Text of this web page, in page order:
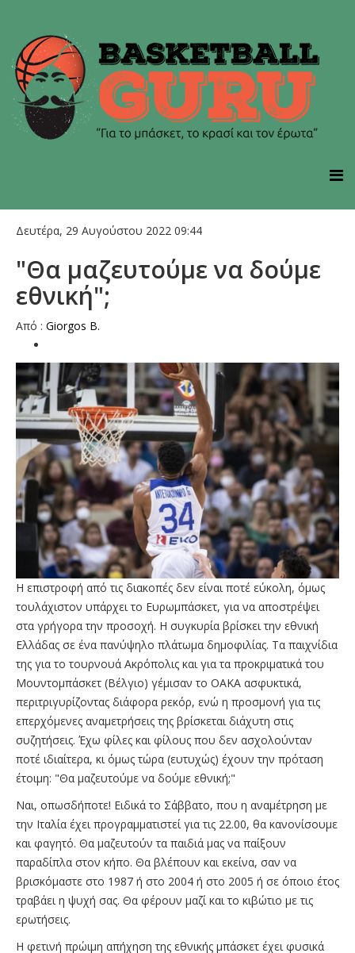
Δευτέρα, 29 Αυγούστου 2022 09:44
"Θα μαζευτούμε να δούμε
εθνική";
Από : Giorgos B.
Η επιστροφή από τις διακοπές δεν είναι ποτέ εύκολη, όμως
τουλάχιστον υπάρχει το Ευρωμπάσκετ, για να αποστρέψει
στα γρήγορα την προσοχή. Η συγκυρία βρίσκει την εθνική
Ελλάδας σε ένα πανύψηλο πλάτωμα δημοφιλίας. Τα παιχνίδια
της για το τουρνουά Ακρόπολις και για τα προκριματικά του
Μουντομπάσκετ (Βέλγιο) γέμισαν το ΟΑΚΑ ασφυκτικά,
περιτριγυρίζοντας διάφορα ρεκόρ, ενώ η προσμονή για τις
επερχόμενες αναμετρήσεις της βρίσκεται διάχυτη στις
συζητήσεις. Έχω φίλες και φίλους που δεν ασχολούνταν
ποτέ ιδιαίτερα, κι όμως τώρα (ευτυχώς) έχουν την πρόταση
έτοιμη: "Θα μαζευτούμε να δούμε εθνική;"
Nαι, οπωσδήποτε! Ειδικά το Σάββατο, που η αναμέτρηση με
την Ιταλία έχει προγραμματιστεί για τις 22.00, θα κανονίσουμε
και φαγητό. Θα μαζευτούν τα παιδιά μας να παίξουν
παραδίπλα στον κήπο. Θα βλέπουν και εκείνα, σαν να
βρισκόμαστε στο 1987 ή στο 2004 ή στο 2005 ή σε όποιο έτος
τραβάει η ψυχή σας. Θα φέρουν μαζί και το κιβώτιο με τις
ερωτήσεις.
Η φετινή πρώιμη απήχηση της εθνικής μπάσκετ έχει φυσικά